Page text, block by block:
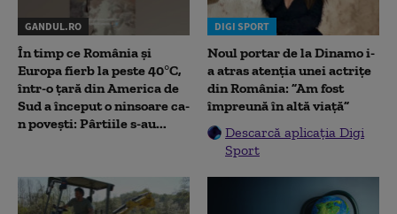
GANDUL.RO
În timp ce România și
Europa fierb la peste 40°C,
într-o țară din America de
Sud a început o ninsoare ca-
n povești: Pârtiile s-au...
DIGI SPORT
Noul portar de la Dinamo i-
a atras atenția unei actrițe
din România: ”Am fost
împreună în altă viață”
Descarcă aplicația Digi
Sport